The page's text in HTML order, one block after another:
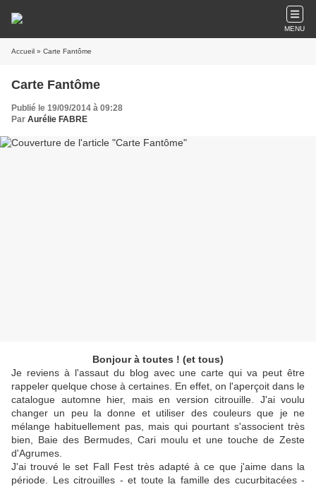
MENU
Accueil » Carte Fantôme
Carte Fantôme
Publié le 19/09/2014 à 09:28
Par Aurélie FABRE
Bonjour à toutes ! (et tous)
Je reviens à l'assaut du blog avec une carte qui va peut être
rappeler quelque chose à certaines. En effet, on l'aperçoit dans le
catalogue automne hier, mais en version citrouille. J'ai voulu
changer un peu la donne et utiliser des couleurs que je ne
mélange habituellement pas, mais qui pourtant s'associent très
bien, Baie des Bermudes, Cari moulu et une touche de Zeste
d'Agrumes.
J'ai trouvé le set Fall Fest très adapté à ce que j'aime dans la
période. Les citrouilles - et toute la famille des cucurbitacées -